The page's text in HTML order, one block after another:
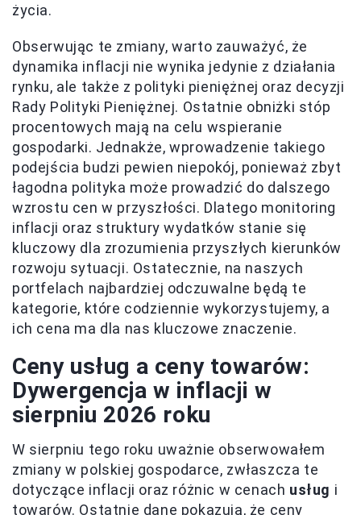
życia.
Obserwując te zmiany, warto zauważyć, że
dynamika inflacji nie wynika jedynie z działania
rynku, ale także z polityki pieniężnej oraz decyzji
Rady Polityki Pieniężnej. Ostatnie obniżki stóp
procentowych mają na celu wspieranie
gospodarki. Jednakże, wprowadzenie takiego
podejścia budzi pewien niepokój, ponieważ zbyt
łagodna polityka może prowadzić do dalszego
wzrostu cen w przyszłości. Dlatego monitoring
inflacji oraz struktury wydatków stanie się
kluczowy dla zrozumienia przyszłych kierunków
rozwoju sytuacji. Ostatecznie, na naszych
portfelach najbardziej odczuwalne będą te
kategorie, które codziennie wykorzystujemy, a
ich cena ma dla nas kluczowe znaczenie.
Ceny usług a ceny towarów:
Dywergencja w inflacji w
sierpniu 2026 roku
W sierpniu tego roku uważnie obserwowałem
zmiany w polskiej gospodarce, zwłaszcza te
dotyczące inflacji oraz różnic w cenach usług i
towarów. Ostatnie dane pokazują, że ceny